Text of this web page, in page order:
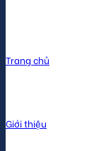
Trang chủ
Giới thiệu